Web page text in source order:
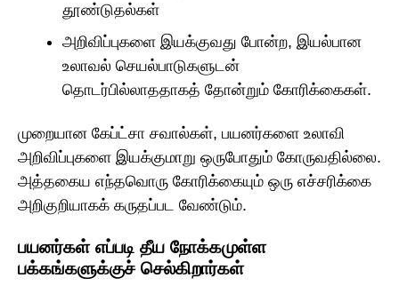
தூண்டுதல்கள்
அறிவிப்புகளை இயக்குவது போன்ற, இயல்பான
உலாவல் செயல்பாடுகளுடன்
தொடர்பில்லாததாகத் தோன்றும் கோரிக்கைகள்.
முறையான கேப்ட்சா சவால்கள், பயனர்களை உலாவி
அறிவிப்புகளை இயக்குமாறு ஒருபோதும் கோருவதில்லை.
அத்தகைய எந்தவொரு கோரிக்கையும் ஒரு எச்சரிக்கை
அறிகுறியாகக் கருதப்பட வேண்டும்.
பயனர்கள் எப்படி தீய நோக்கமுள்ள
பக்கங்களுக்குச் செல்கிறார்கள்